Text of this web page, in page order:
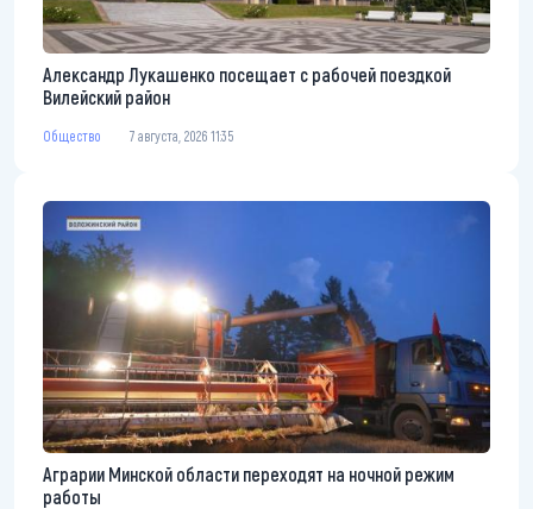
Александр Лукашенко посещает с рабочей поездкой
Вилейский район
Общество 7 августа, 2026 11:35
Аграрии Минской области переходят на ночной режим
работы